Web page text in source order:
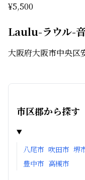
¥5,500
Laulu-ラウル-
大阪府大阪市中央区
市区郡から探す
八尾市 吹田市 堺
豊中市 高槻市